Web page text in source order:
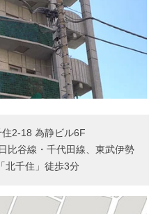
2-18 為静ビル6F
比谷線・千代田線、東武伊勢
北千住」徒歩3分